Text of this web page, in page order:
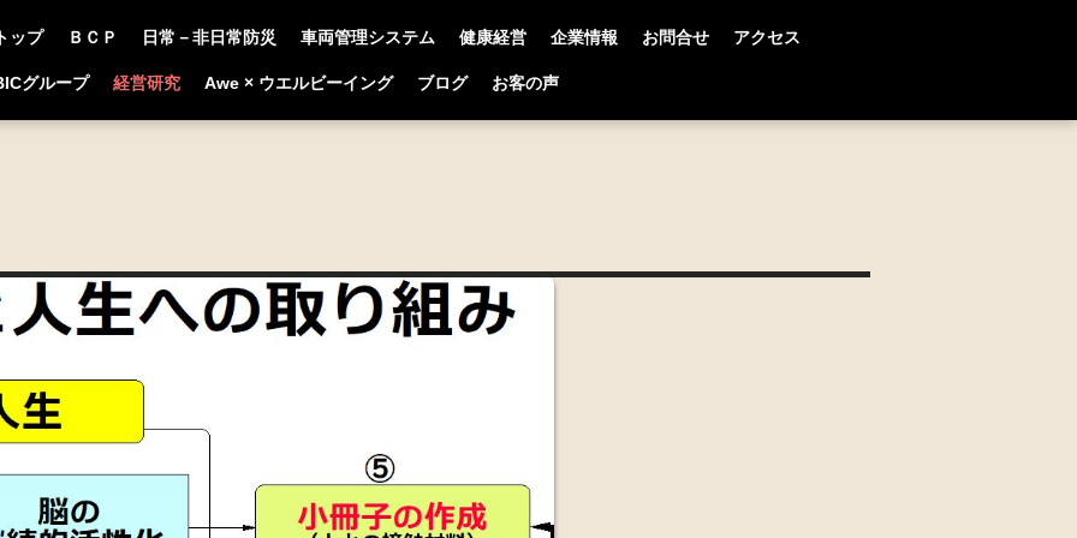
ップ ＢＣＰ 日常－非日常防災 車両管理システム 健康経営 企業情報 お問合せ アクセス
グループ 経営研究 Awe × ウエルビーイング ブログ お客の声